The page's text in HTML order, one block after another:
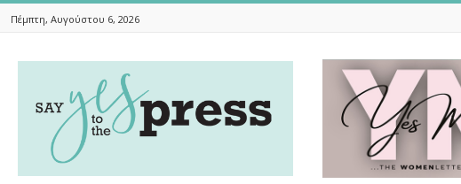
Πέμπτη, Αυγούστου 6, 2026
To
The